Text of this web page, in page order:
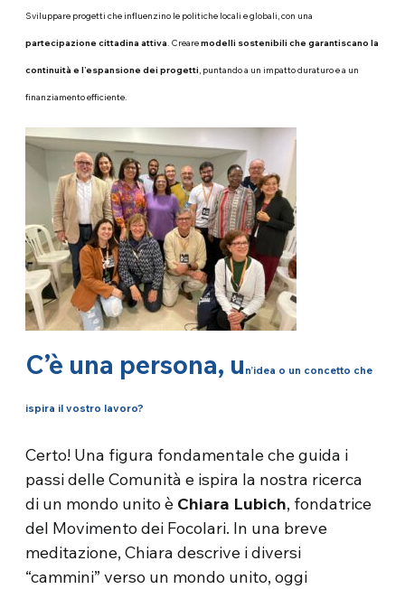
Sviluppare progetti che influenzino le politiche locali e globali, con una
partecipazione cittadina attiva. Crearemodelli sostenibili che garantiscano la
continuità e l’espansione dei progetti, puntando a un impatto duraturo e a un
finanziamento efficiente.
C’è una persona, u n’idea o un concetto che
ispira il vostro lavoro?
Certo! Una figura fondamentale che guida i
passi delle Comunità e ispira la nostra ricerca
di un mondo unito è Chiara Lubich, fondatrice
del Movimento dei Focolari. In una breve
meditazione, Chiara descrive i diversi
“cammini” verso un mondo unito, oggi